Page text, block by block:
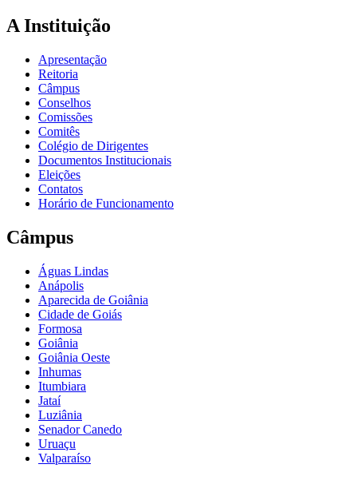
A Instituição
Apresentação
Reitoria
Câmpus
Conselhos
Comissões
Comitês
Colégio de Dirigentes
Documentos Institucionais
Eleições
Contatos
Horário de Funcionamento
Câmpus
Águas Lindas
Anápolis
Aparecida de Goiânia
Cidade de Goiás
Formosa
Goiânia
Goiânia Oeste
Inhumas
Itumbiara
Jataí
Luziânia
Senador Canedo
Uruaçu
Valparaíso